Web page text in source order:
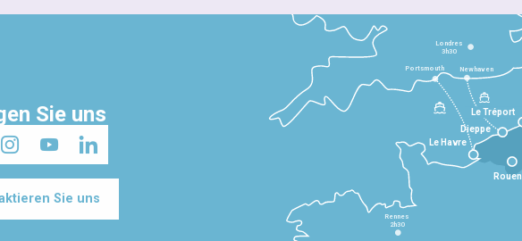
Sie uns
Sie uns
Le Havre
Dieppe
Le Tréport
Rennes
2h30
Londres
3h30
Newhaven
Portsmouth
Rouen